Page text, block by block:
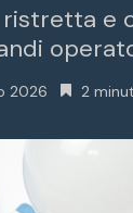
e
2026 2